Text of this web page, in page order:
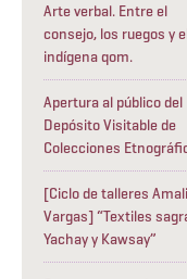
Arte verbal. Entre el
consejo, los ruegos y
indígena qom.
Apertura al público del
Depósito Visitable de
Colecciones
[Ciclo de talleres
Vargas] “Textiles
Yachay y Kawsay”